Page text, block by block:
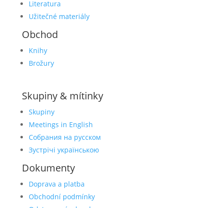
Literatura
Užitečné materiály
Obchod
Knihy
Brožury
Skupiny & mítinky
Skupiny
Meetings in English
Собрания на русском
Зустрічі українською
Dokumenty
Doprava a platba
Obchodní podmínky